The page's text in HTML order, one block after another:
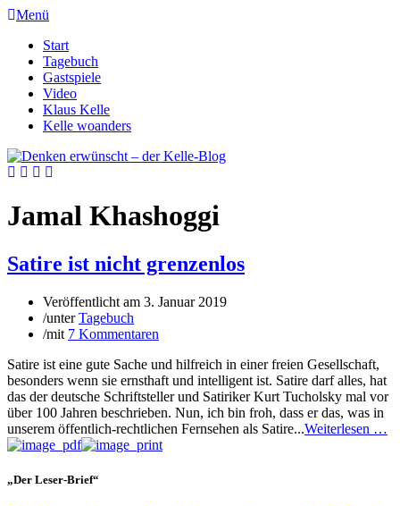
Menü
Start
Tagebuch
Gastspiele
Video
Klaus Kelle
Kelle woanders
Jamal Khashoggi
Satire ist nicht grenzenlos
Veröffentlicht am 3. Januar 2019
/unterTagebuch
/mit 7 Kommentaren
Satire ist eine gute Sache und hilfreich in einer freien Gesellschaft,
besonders wenn sie ernsthaft und intelligent ist. Satire darf alles, hat
das der deutsche Schriftsteller und Satiriker Kurt Tucholsky mal vor
über 100 Jahren beschrieben. Nun, ich bin froh, dass er das, was in
unserem öffentlich-rechtlichen Fernsehen als Satire...Weiterlesen …
„Der Leser-Brief“